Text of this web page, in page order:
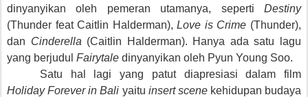
dinyanyikan oleh pemeran utamanya, seperti Destiny
(Thunder feat Caitlin Halderman),Love is Crime (Thunder),
dan Cinderella (Caitlin Halderman). Hanya ada satu lagu
yang berjudul Fairytale dinyanyikan oleh Pyun Young Soo.
Satu hal lagi yang patut diapresiasi dalam film
Holiday Forever in Bali yaitu insert scenekehidupan budaya